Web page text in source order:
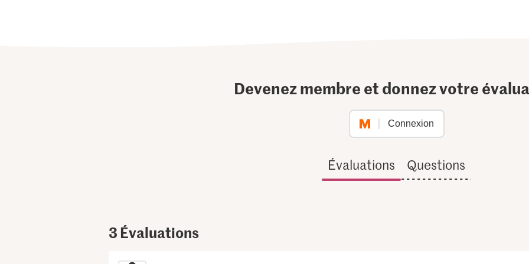
Devenez membre et donnez votre
Connexion
Évaluations Questions
3 Évaluations